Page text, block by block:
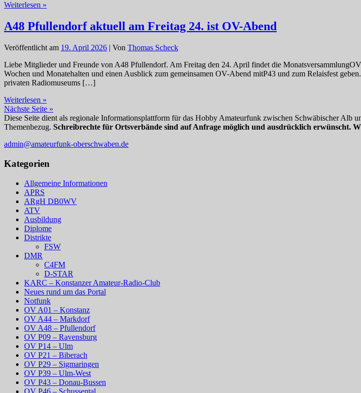
Weiterlesen »
Radiomuseum
und
OV-
im
Mai.
A48 Pfullendorf aktuell am Freitag 24. ist OV-Abend
Veröffentlicht am 19. April 2026 | Von Thomas Scheck
Liebe Mitglieder und Freunde von A48 Pfullendorf. Am Freitag den 24. April findet die
Wochen und Monatehalten und einen Ausblick zum gemeinsamen OV-Abend mitP43 und zum Relaisfest
privaten Radiomuseums […]
Weiterlesen »
Pfullendorf
aktuell
am
24.
OV-
Nächste Seite »
Diese Seite dient als regionale Informationsplattform für das Hobby Amateurfunk zwischen Schwäbischer Alb
Themenbezug. Schreibrechte für Ortsverbände sind auf Anfrage möglich und ausdrücklich erwünscht.
admin@amateurfunk-oberschwaben.de
Kategorien
Allgemeine Informationen
APRS
ARgH DB0WV
ATV
Ausbildung
Diplome
Distrikte
FSW
DMR
C4FM
D-STAR
KARC – Konstanzer Amateur-Radio-Club
Neues rund um das Portal
Notfunk
OV A01 – Konstanz
OV A44 – Markdorf
OV A48 – Pfullendorf
OV P09 – Ravensburg
OV P14 – Ulm
OV P21 – Biberach
OV P29 – Sigmaringen
OV P39 – Ulm-West
OV P43 – Donau-Bussen
OV P46 – Schussental